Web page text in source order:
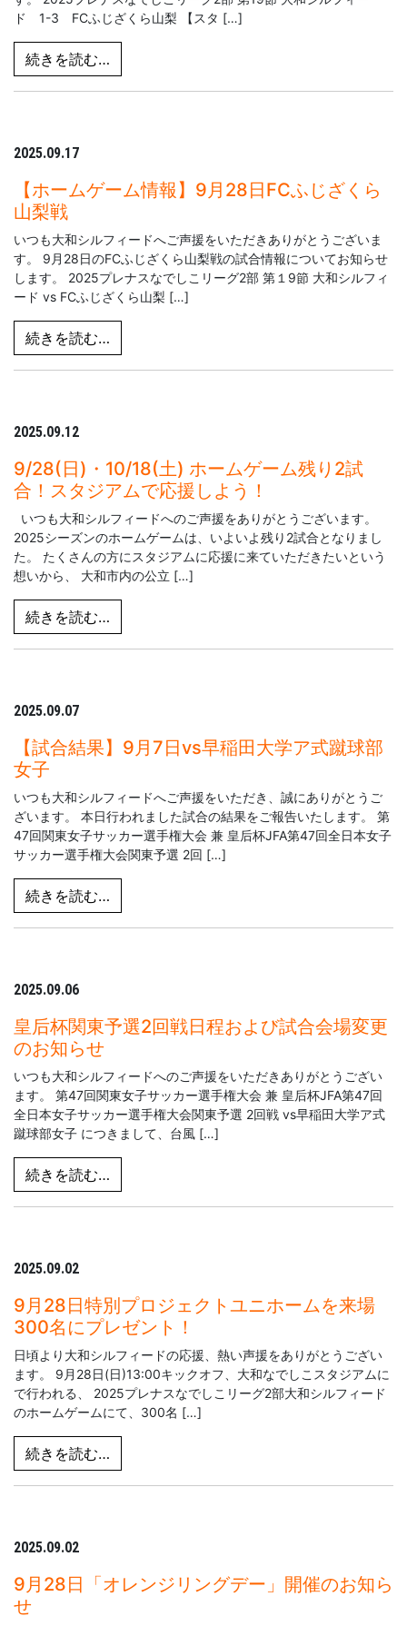
ド 1-3 FCふじざくら山梨 【スタ […]
続きを読む…
2025.09.17
【ホームゲーム情報】9月28日FCふじざくら
山梨戦
いつも大和シルフィードへご声援をいただきありがとうございま
す。 9月28日のFCふじざくら山梨戦の試合情報についてお知らせ
します。 2025プレナスなでしこリーグ2部 第１9節 大和シルフィ
ード vs FCふじざくら山梨 […]
続きを読む…
2025.09.12
9/28(日)・10/18(土) ホームゲーム残り2試
合！スタジアムで応援しよう！
いつも大和シルフィードへのご声援をありがとうございます。
2025シーズンのホームゲームは、いよいよ残り2試合となりまし
た。 たくさんの方にスタジアムに応援に来ていただきたいという
想いから、 大和市内の公立 […]
続きを読む…
2025.09.07
【試合結果】9月7日vs早稲田大学ア式蹴球部
女子
いつも大和シルフィードへご声援をいただき、誠にありがとうご
ざいます。 本日行われました試合の結果をご報告いたします。 第
47回関東女子サッカー選手権大会 兼 皇后杯JFA第47回全日本女子
サッカー選手権大会関東予選 2回 […]
続きを読む…
2025.09.06
皇后杯関東予選2回戦日程および試合会場変更
のお知らせ
いつも大和シルフィードへのご声援をいただきありがとうござい
ます。 第47回関東女子サッカー選手権大会 兼 皇后杯JFA第47回
全日本女子サッカー選手権大会関東予選 2回戦 vs早稲田大学ア式
蹴球部女子 につきまして、台風 […]
続きを読む…
2025.09.02
9月28日特別プロジェクトユニホームを来場
300名にプレゼント！
日頃より大和シルフィードの応援、熱い声援をありがとうござい
ます。 9月28日(日)13:00キックオフ、大和なでしこスタジアムに
で行われる、 2025プレナスなでしこリーグ2部大和シルフィード
のホームゲームにて、300名 […]
続きを読む…
2025.09.02
9月28日「オレンジリングデー」開催のお知ら
せ